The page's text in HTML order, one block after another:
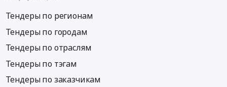
Тендеры по регионам
Тендеры по городам
Тендеры по отраслям
Тендеры по тэгам
Тендеры по заказчикам